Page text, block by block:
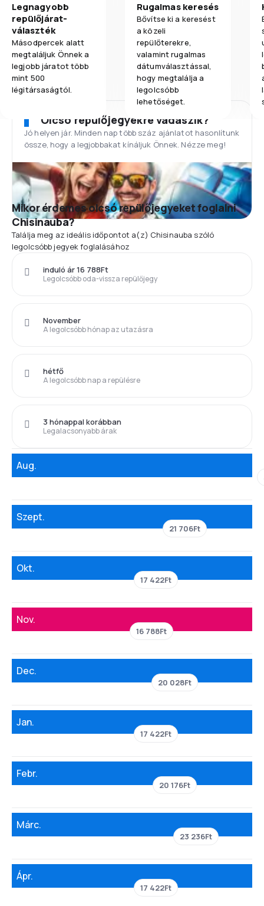
Legnagyobb
repülőjárat-
választék
Másodpercek alatt
megtaláljuk Önnek a
legjobb járatot több
mint 500
légitársaságtól.
Rugalmas keresés
Bővítse ki a keresést
a közeli
repülőterekre,
valamint rugalmas
dátumválasztással,
hogy megtalálja a
legolcsóbb
lehetőséget.
Olcsó repülőjegyekre vadászik?
Jó helyen jár. Minden nap több száz ajánlatot hasonlítunk
össze, hogy a legjobbakat kínáljuk Önnek. Nézze meg!
Mikor érdemes olcsó repülőjegyeket foglalni
Chisinauba?
Találja meg az ideális időpontot a(z) Chisinauba szóló
legolcsóbb jegyek foglalásához
Legolcsóbb oda-vissza repülőjegy
induló ár 16 788Ft
A legolcsóbb hónap az utazásra
November
A legolcsóbb nap a repülésre
hétfő
Legalacsonyabb árak
3 hónappal korábban
Aug.
Szept.
21 706Ft
Okt.
17 422Ft
Nov.
16 788Ft
Dec.
20 028Ft
Jan.
17 422Ft
Febr.
20 176Ft
Márc.
23 236Ft
Ápr.
17 422Ft